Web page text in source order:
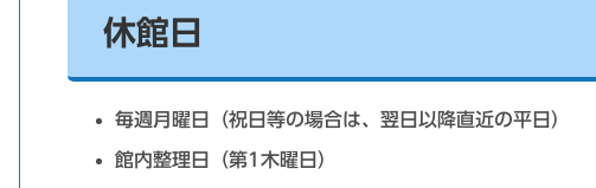
休館日
毎週月曜日（祝日等の場合は、翌日以降直近の平日）
館内整理日（第1木曜日）